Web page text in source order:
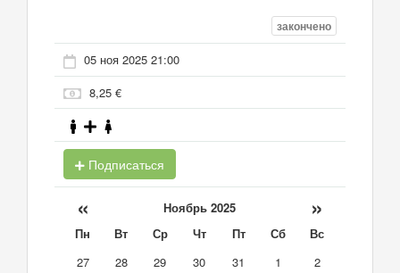
закончено
05 ноя 2025 21:00
8,25 €
Подписаться
« Ноябрь 2025 »
Пн Вт Ср Чт Пт Сб
Вс
27
28 29 30 31 1
2